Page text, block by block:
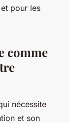
pour les
comme
nécessite
et son